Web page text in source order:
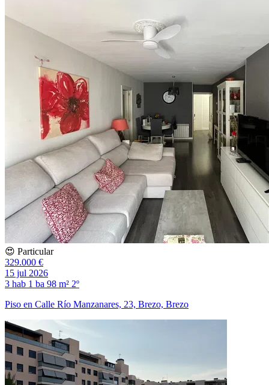
😍 Particular
329.000 €
15 jul 2026
3 hab 1 ba 98 m² 2º
Piso en Calle Río Manzanares, 23, Brezo, Brezo